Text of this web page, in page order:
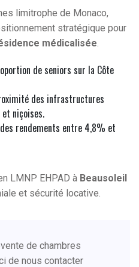
limitrophe de Monaco,
stratégique pour
médicalisée
de seniors sur la Côte
des infrastructures
niçoises.
des rendements entre 4,8% et
LMNP EHPAD à Beausoleil
et sécurité locative.
de chambres
de nous contacter